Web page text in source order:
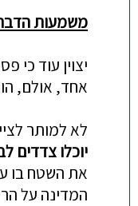
משמעות
יצוין עוד
אחד, אולם,
לא למותר לציין כי כ- 93% מאדמות מדינת ישראל הן אדמות מינהל
יוכלו צדדים
את השטח בו
המדינה על